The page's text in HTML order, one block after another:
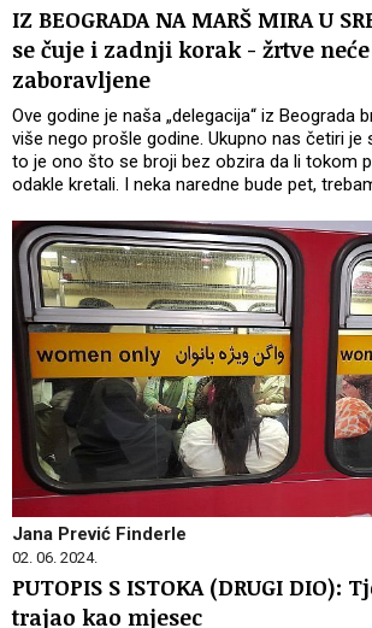
IZ BEOGRADA NA MARŠ MIRA U
se čuje i zadnji korak - žrtve
zaboravljene
Ove godine je naša „delegacija“ iz Beograda
više nego prošle godine. Ukupno nas četiri
to je ono što se broji bez obzira da li tokom
odakle kretali. I neka naredne bude pet,
Jana Prević Finderle
02. 06. 2024.
PUTOPIS S ISTOKA (DRUGI DIO):
trajao kao mjesec